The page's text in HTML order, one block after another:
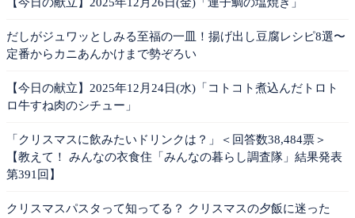
だしがジュワッとしみる至福の一皿！揚げ出し豆腐レシピ8選〜
定番からカニあんかけまで勢ぞろい
【今日の献立】2025年12月24日(水)「コトコト煮込んだトロト
ロ牛すね肉のシチュー」
「クリスマスに飲みたいドリンクは？」＜回答数38,484票＞
【教えて！ みんなの衣食住「みんなの暮らし調査隊」結果発表
第391回】
クリスマスパスタって知ってる？ クリスマスの夕飯に迷った